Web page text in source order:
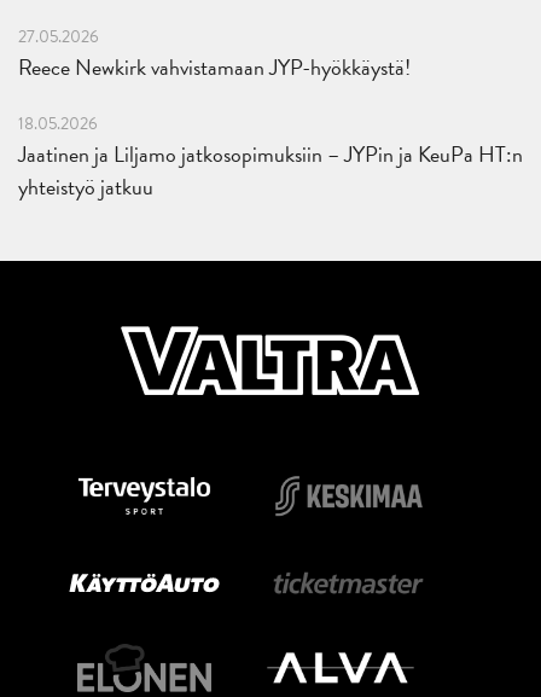
27.05.2026
Reece Newkirk vahvistamaan JYP-hyökkäystä!
18.05.2026
Jaatinen ja Liljamo jatkosopimuksiin – JYPin ja KeuPa HT:n
yhteistyö jatkuu